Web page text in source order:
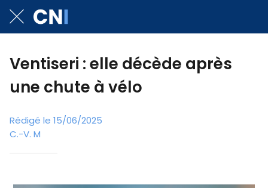
Ventiseri : elle décède après
une chute à vélo
Rédigé le 15/06/2025
C.-V. M